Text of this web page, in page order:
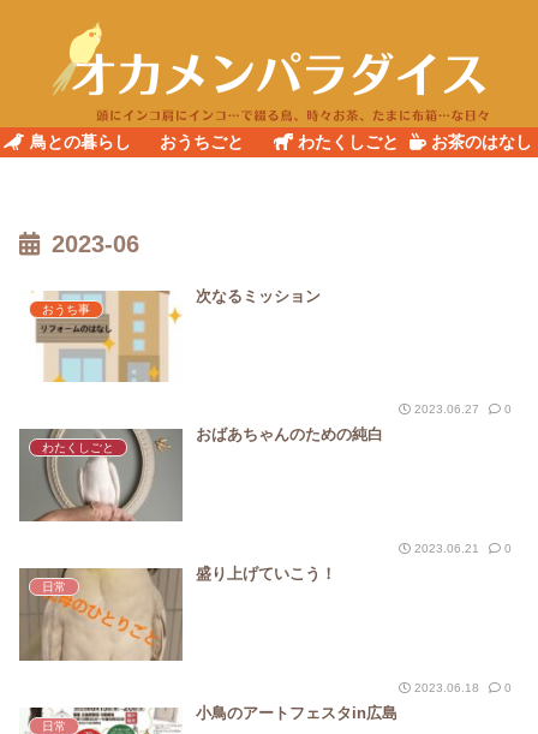
鳥との暮らし おうちごと わたくしごと お茶のはなし
2023-06
おうち事
次なるミッション
2023.06.27 0
わたくしごと
おばあちゃんのための純白
2023.06.21 0
日常
盛り上げていこう！
2023.06.18 0
日常
小鳥のアートフェスタin広島